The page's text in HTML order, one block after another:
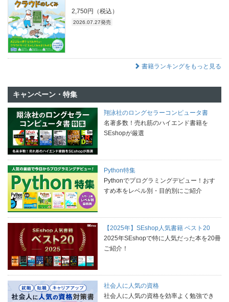
2,750円（税込）
2026.07.27発売
書籍ランキングをもっと見る
キャンペーン・特集
翔泳社のロングセラーコンピュータ書
名著多数！売れ筋のハイエンド書籍を
SEshopが厳選
Python特集
Pythonでプログラミングデビュー！おす
すめ本をレベル別・目的別にご紹介
【2025年】SEshop人気書籍 ベスト20
2025年SEshopで特に人気だった本を20冊
ご紹介！
社会人に人気の資格
社会人に人気の資格を効率よく勉強でき